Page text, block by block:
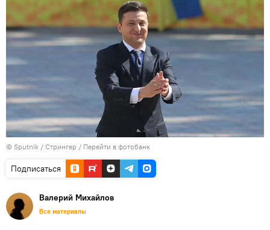
© Sputnik / Стрингер / Перейти в фотобанк
Подписаться
Валерий Михайлов
Все материалы